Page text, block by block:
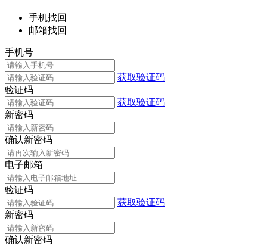
手机找回
邮箱找回
手机号
获取验证码
验证码
获取验证码
新密码
确认新密码
电子邮箱
验证码
获取验证码
新密码
确认新密码